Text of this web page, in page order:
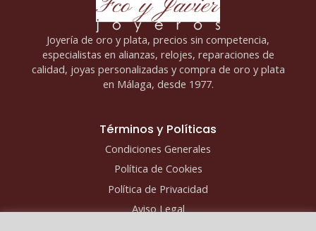
Joyería de oro y plata, precios sin competencia,
especialistas en alianzas, relojes, reparaciones de
calidad, joyas personalizadas y compra de oro y plata
en Málaga, desde 1977.
Términos y Políticas
Condiciones Generales
Política de Cookies
Política de Privacidad
Aviso Legal